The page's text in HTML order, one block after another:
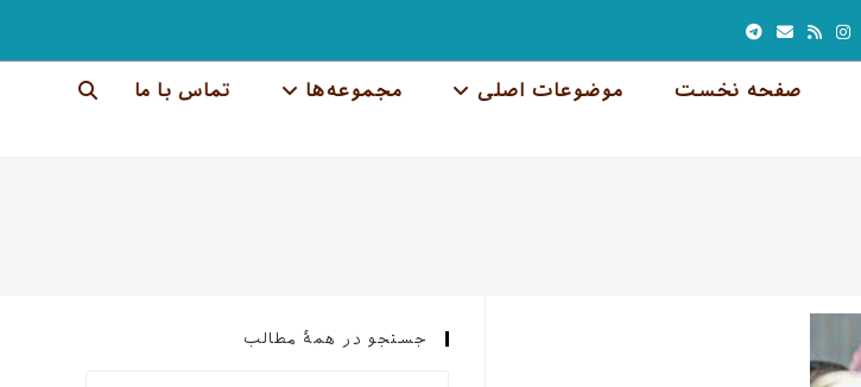
صفحه نخست موضوعات اصلی مجموعه‌ها تماس با ما جستجوی
جستجو در همهٔ مطالب